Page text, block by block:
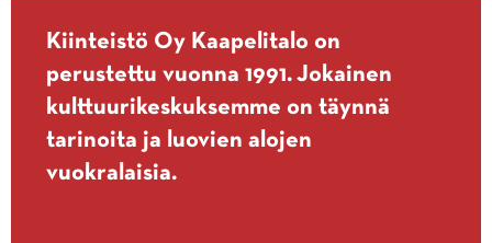
Kiinteistö Oy Kaapelitalo on
perustettu vuonna 1991. Jokainen
kulttuurikeskuksemme on täynnä
tarinoita ja luovien alojen
vuokralaisia.